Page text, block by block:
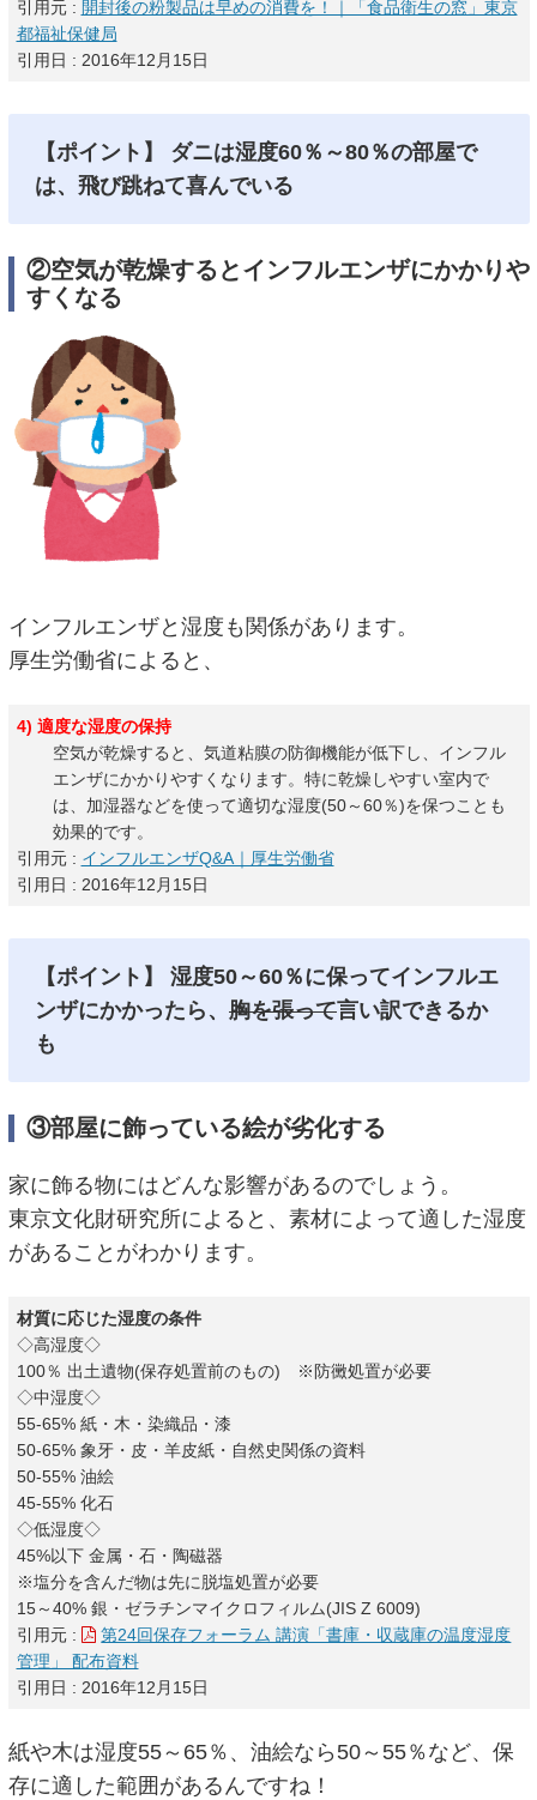
引用元 : 開封後の粉製品は早めの消費を！｜「食品衛生の窓」東京
都福祉保健局
引用日 : 2016年12月15日
【ポイント】 ダニは湿度60％～80％の部屋で
は、飛び跳ねて喜んでいる
②空気が乾燥するとインフルエンザにかかりや
すくなる
インフルエンザと湿度も関係があります。
厚生労働省によると、
4) 適度な湿度の保持
空気が乾燥すると、気道粘膜の防御機能が低下し、インフル
エンザにかかりやすくなります。特に乾燥しやすい室内で
は、加湿器などを使って適切な湿度(50～60％)を保つことも
効果的です。
引用元 : インフルエンザQ&A｜厚生労働省
引用日 : 2016年12月15日
【ポイント】 湿度50～60％に保ってインフルエ
ンザにかかったら、 胸を張って言い訳できるか
も
③部屋に飾っている絵が劣化する
家に飾る物にはどんな影響があるのでしょう。
東京文化財研究所によると、素材によって適した湿度
があることがわかります。
材質に応じた湿度の条件
◇高湿度◇
100％ 出土遺物(保存処置前のもの) ※防黴処置が必要
◇中湿度◇
55-65% 紙・木・染織品・漆
50-65% 象牙・皮・羊皮紙・自然史関係の資料
50-55% 油絵
45-55% 化石
◇低湿度◇
45%以下 金属・石・陶磁器
※塩分を含んだ物は先に脱塩処置が必要
15～40% 銀・ゼラチンマイクロフィルム(JIS Z 6009)
引用元 :
第24回保存フォーラム 講演「書庫・収蔵庫の温度湿度
管理」 配布資料
引用日 : 2016年12月15日
紙や木は湿度55～65％、油絵なら50～55％など、保
存に適した範囲があるんですね！